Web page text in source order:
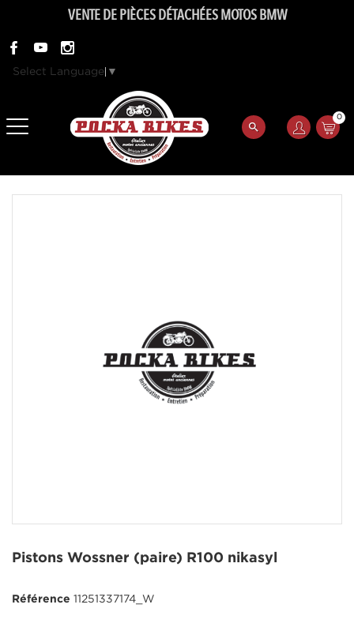
VENTE DE PIÈCES DÉTACHÉES MOTOS BMW
Select Language ▼
0
Pistons Wossner (paire) R100 nikasyl
Référence 11251337174_W